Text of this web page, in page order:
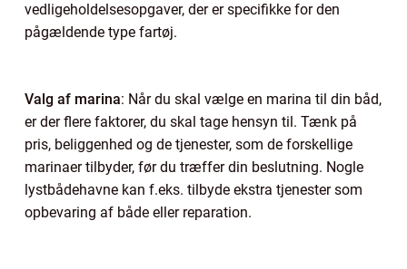
vedligeholdelsesopgaver, der er specifikke for den
pågældende type fartøj.
Valg af marina: Når du skal vælge en marina til din båd,
er der flere faktorer, du skal tage hensyn til. Tænk på
pris, beliggenhed og de tjenester, som de forskellige
marinaer tilbyder, før du træffer din beslutning. Nogle
lystbådehavne kan f.eks. tilbyde ekstra tjenester som
opbevaring af både eller reparation.